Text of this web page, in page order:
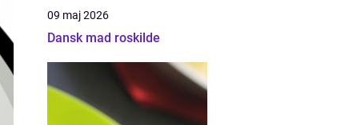
09 maj 2026
Dansk mad roskilde